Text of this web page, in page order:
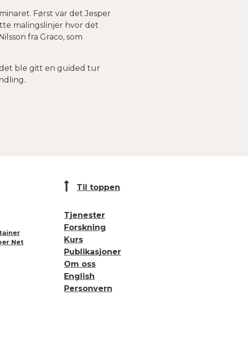
Først var det Jesper
malingslinjer hvor det
fra Graco, som
det ble gitt en guided tur
Net
Til toppen
Tjenester
Forskning
Kurs
Publikasjoner
Om oss
English
Personvern